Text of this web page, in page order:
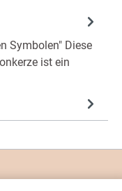
Symbolen" Diese
ist ein